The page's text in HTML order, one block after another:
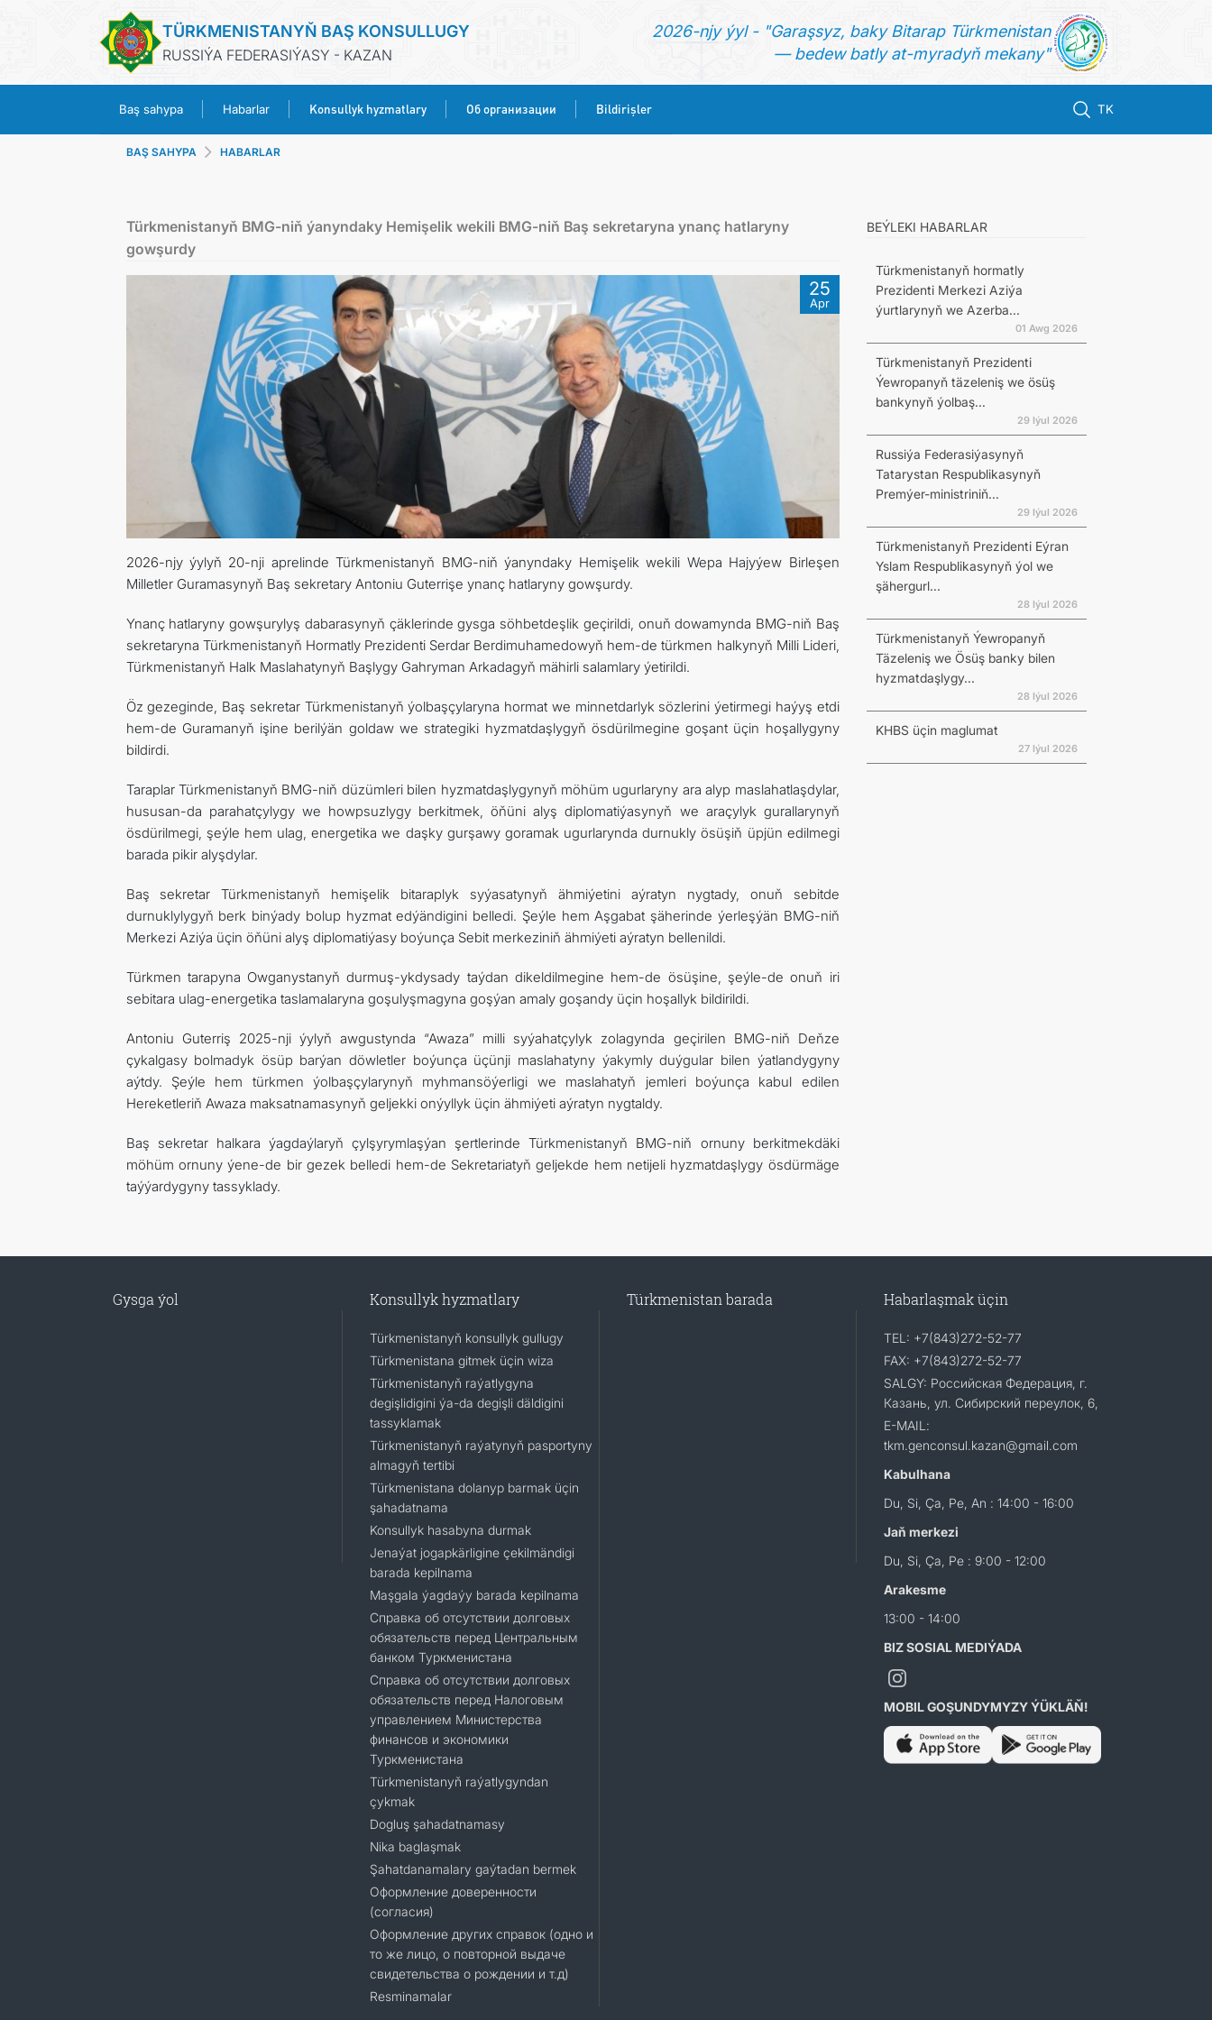
TÜRKMENISTANYŇ BAŞ KONSULLUGY
RUSSIÝA FEDERASIÝASY - KAZAN
2026-njy ýyl - "Garaşsyz, baky Bitarap Türkmenistan
— bedew batly at-myradyň mekany"
Baş sahypa Habarlar Konsullyk hyzmatlary Об организации Bildirişler TK
ОБ ОРГАНИЗАЦИИ
BILDIRIŞLER
BAŞ SAHYPA HABARLAR
Türkmenistanyň BMG-niň ýanyndaky Hemişelik wekili BMG-niň Baş sekretaryna ynanç hatlaryny
gowşurdy
25
Apr
2026-njy ýylyň 20-nji aprelinde Türkmenistanyň BMG-niň ýanyndaky Hemişelik wekili Wepa Hajyýew Birleşen
Milletler Guramasynyň Baş sekretary Antoniu Guterrişe ynanç hatlaryny gowşurdy.
Ynanç hatlaryny gowşurylyş dabarasynyň çäklerinde gysga söhbetdeşlik geçirildi, onuň dowamynda BMG-niň Baş
sekretaryna Türkmenistanyň Hormatly Prezidenti Serdar Berdimuhamedowyň hem-de türkmen halkynyň Milli Lideri,
Türkmenistanyň Halk Maslahatynyň Başlygy Gahryman Arkadagyň mähirli salamlary ýetirildi.
Öz gezeginde, Baş sekretar Türkmenistanyň ýolbaşçylaryna hormat we minnetdarlyk sözlerini ýetirmegi haýyş etdi
hem-de Guramanyň işine berilýän goldaw we strategiki hyzmatdaşlygyň ösdürilmegine goşant üçin hoşallygyny
bildirdi.
Taraplar Türkmenistanyň BMG-niň düzümleri bilen hyzmatdaşlygynyň möhüm ugurlaryny ara alyp maslahatlaşdylar,
hususan-da parahatçylygy we howpsuzlygy berkitmek, öňüni alyş diplomatiýasynyň we araçylyk gurallarynyň
ösdürilmegi, şeýle hem ulag, energetika we daşky gurşawy goramak ugurlarynda durnukly ösüşiň üpjün edilmegi
barada pikir alyşdylar.
Baş sekretar Türkmenistanyň hemişelik bitaraplyk syýasatynyň ähmiýetini aýratyn nygtady, onuň sebitde
durnuklylygyň berk binýady bolup hyzmat edýändigini belledi. Şeýle hem Aşgabat şäherinde ýerleşýän BMG-niň
Merkezi Aziýa üçin öňüni alyş diplomatiýasy boýunça Sebit merkeziniň ähmiýeti aýratyn bellenildi.
Türkmen tarapyna Owganystanyň durmuş-ykdysady taýdan dikeldilmegine hem-de ösüşine, şeýle-de onuň iri
sebitara ulag-energetika taslamalaryna goşulyşmagyna goşýan amaly goşandy üçin hoşallyk bildirildi.
Antoniu Guterriş 2025-nji ýylyň awgustynda “Awaza” milli syýahatçylyk zolagynda geçirilen BMG-niň Deňze
çykalgasy bolmadyk ösüp barýan döwletler boýunça üçünji maslahatyny ýakymly duýgular bilen ýatlandygyny
aýtdy. Şeýle hem türkmen ýolbaşçylarynyň myhmansöýerligi we maslahatyň jemleri boýunça kabul edilen
Hereketleriň Awaza maksatnamasynyň geljekki onýyllyk üçin ähmiýeti aýratyn nygtaldy.
Baş sekretar halkara ýagdaýlaryň çylşyrymlaşýan şertlerinde Türkmenistanyň BMG-niň ornuny berkitmekdäki
möhüm ornuny ýene-de bir gezek belledi hem-de Sekretariatyň geljekde hem netijeli hyzmatdaşlygy ösdürmäge
taýýardygyny tassyklady.
BEÝLEKI HABARLAR
Türkmenistanyň hormatly
Prezidenti Merkezi Aziýa
ýurtlarynyň we Azerba...
01 Awg 2026
Türkmenistanyň Prezidenti
Ýewropanyň täzeleniş we ösüş
bankynyň ýolbaş...
29 Iýul 2026
Russiýa Federasiýasynyň
Tatarystan Respublikasynyň
Premýer-ministriniň...
29 Iýul 2026
Türkmenistanyň Prezidenti Eýran
Yslam Respublikasynyň ýol we
şähergurl...
28 Iýul 2026
Türkmenistanyň Ýewropanyň
Täzeleniş we Ösüş banky bilen
hyzmatdaşlygy...
28 Iýul 2026
KHBS üçin maglumat
27 Iýul 2026
Gysga ýol Konsullyk hyzmatlary
Türkmenistanyň konsullyk gullugy
Türkmenistana gitmek üçin wiza
Türkmenistanyň raýatlygyna
degişlidigini ýa-da degişli däldigini
tassyklamak
Türkmenistanyň raýatynyň pasportyny
almagyň tertibi
Türkmenistana dolanyp barmak üçin
şahadatnama
Konsullyk hasabyna durmak
Jenaýat jogapkärligine çekilmändigi
barada kepilnama
Maşgala ýagdaýy barada kepilnama
Cправка об отсутствии долговых
обязательств перед Центральным
банком Туркменистана
Справка об отсутствии долговых
обязательств перед Налоговым
управлением Министерства
финансов и экономики
Туркменистана
Türkmenistanyň raýatlygyndan
çykmak
Dogluş şahadatnamasy
Nika baglaşmak
Şahatdanamalary gaýtadan bermek
Оформление доверенности
(согласия)
Оформление других справок (одно и
то же лицо, о повторной выдаче
свидетельства о рождении и т.д)
Resminamalar
Türkmenistan barada Habarlaşmak üçin
TEL: +7(843)272-52-77
FAX: +7(843)272-52-77
SALGY: Российская Федерация, г.
Казань, ул. Сибирский переулок, 6,
E-MAIL:
tkm.genconsul.kazan@gmail.com
Kabulhana
Du, Si, Ça, Pe, An : 14:00 - 16:00
Jaň merkezi
Du, Si, Ça, Pe : 9:00 - 12:00
Arakesme
13:00 - 14:00
BIZ SOSIAL MEDIÝADA
MOBIL GOŞUNDYMYZY ÝÜKLÄŇ!